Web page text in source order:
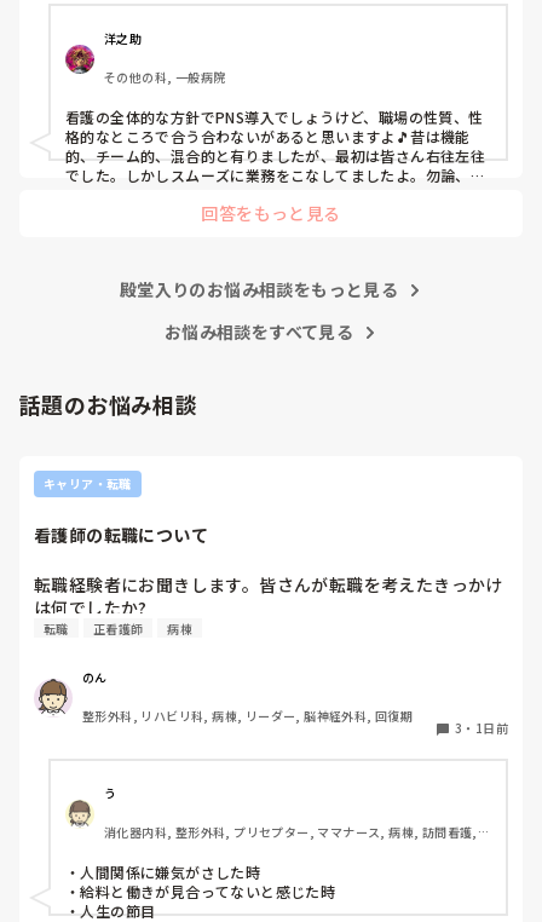
じざるを得ませんでした。
色々な病棟に入院したことのある患者さんも、「(私が異動
する前の病棟の方が)新人が患者から見てもよく動けてた
よ」と言っていました。
現病棟はPNSだけれども、結局は忙しくて、新人の面倒を見
てられず、清潔ケアや単純に点滴を繋げてくるなど、簡単な
仕事しか新人にさせていませんでした。PNSを廃止した病棟
では、イベントは必ずと言っていいほど新人に担当させて、
ることがどんどん増えていったと思っています。
朝の情報収集にも時間がかかり、結果、患者のことがわから
の意味があるのか疑問です。
やったことないの！？もう10ヶ月なんだから、未経験なこと
新人さんが可愛そう、と感じることもある反面、ペアの先輩
が何か処置をしているけど、ペアの新人はのんびり記録して
がいいんじゃないの？」と声をかけても、「記録終わってな
早く色々覚えたい！という、意欲があまり感じられず…これ
はPNS云々よりも、その新人の性格かな？とも思いました
が、ほとんどの新人に当てはまりました。。。時代柄でしょ
私はどちらかといえば、PNSは好きじゃありません。
でもPNSでやれというからには、もっと業務量に見合った、
新人を指導しながら業務ができるゆとりが欲しいです。
いと思いますか？
洋之助
その他の科, 一般病院
看護の全体的な方針でPNS導入でしょうけど、職場の性質、性
格的なところで合う合わないがあると思いますよ🎵昔は機能
的、チーム的、混合的と有りましたが、最初は皆さん右往左往
でした。しかしスムーズに業務をこなしてましたよ。勿論、指
と意見交換を行うべきと思いますよ🎵それに人手が足りないの
の向き合い方になると思いますよ🎵僕は昔の人間なので、昔は
いと思います。昔は患者様、スタッフ全員に目を配れる人が沢
るなら実施してみてはどうでしょうか⁉️そういう事と思います
回答をもっと見る
殿堂入りのお悩み相談をもっと見る
お悩み相談をすべて見る
話題のお悩み相談
キャリア・転職
看護師の転職について
転職経験者にお聞きします。皆さんが転職を考えたきっかけ
は何でしたか?
転職 正看護師 病棟
のん
整形外科, リハビリ科, 病棟, リーダー, 脳神経外科, 回復期
3 ・ 1日前
う
消化器内科, 整形外科, プリセプター, ママナース, 病棟, 訪問看護,
・人間関係に嫌気がさした時
・給料と働きが見合ってないと感じた時
・人生の節目